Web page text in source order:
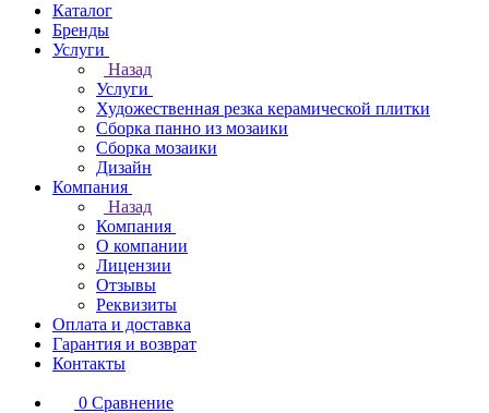
Каталог
Бренды
Услуги
Назад
Услуги
Художественная резка керамической плитки
Сборка панно из мозаики
Сборка мозаики
Дизайн
Компания
Назад
Компания
О компании
Лицензии
Отзывы
Реквизиты
Оплата и доставка
Гарантия и возврат
Контакты
0 Сравнение